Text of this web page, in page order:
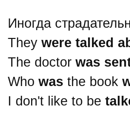
Иногда
They were talked
The doctor was
Who was the book
I don't like to be